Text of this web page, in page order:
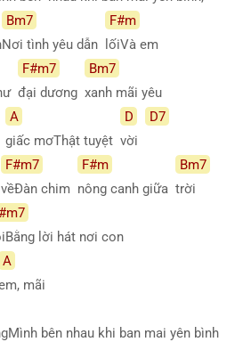
Bm7
Nơi tình yêu dẫn
F#m
lốiVà em
F#m7
đại dương
Bm7
xanh mãi yêu
A
giấc mơThật tuyệt
D
vời
D7
F#m7
vềĐàn chim
F#m
nông canh giữa
Bm7
trời
lời hát nơi con
A
mãi
bên nhau khi ban mai yên bình